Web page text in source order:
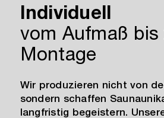
Individuell
vom Aufmaß bis
Montage
Wir produzieren nicht von
sondern schaffen
langfristig begeistern.